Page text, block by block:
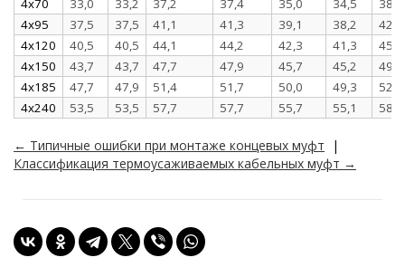
4x95
37,5 37,5 41,1 41,3 39,1 38,2
42,0
4x120
40,5 40,5 44,1 44,2 42,3 41,3
45,6
4x150
43,7 43,7 47,7 47,9 45,7 45,2
49,0
4x185
47,7 47,9 51,4 51,7 50,0 49,3
52,8
4x240
53,5 53,5 57,7 57,7 55,7 55,1 58,8
← Типичные ошибки при монтаже концевых муфт |
Классификация термоусаживаемых кабельных муфт →